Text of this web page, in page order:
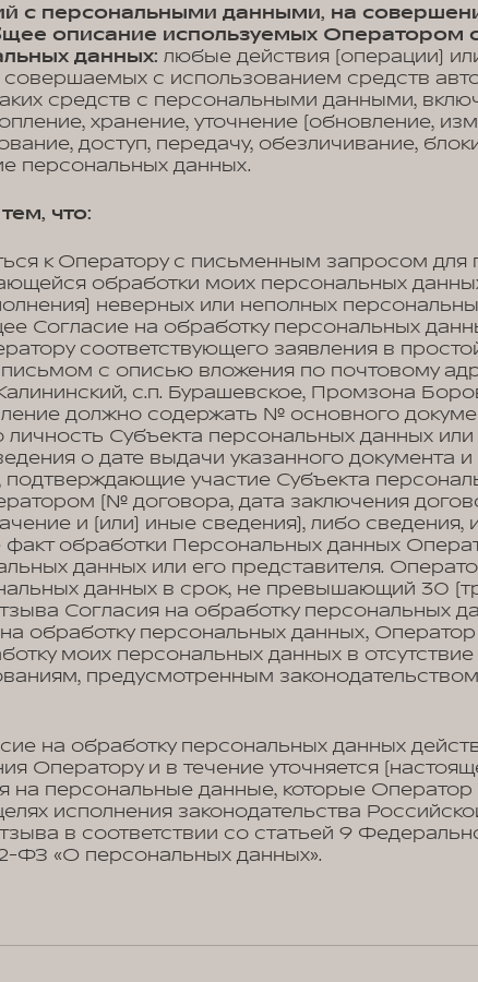
с персональными данными, на
описание используемых Оператором
данных: любые действия (операции)
совершаемых с использованием средств
средств с персональными данными,
хранение, уточнение (обновление,
доступ, передачу, обезличивание,
персональных данных.
что:
к Оператору с письменным запросом для
обработки моих персональных
неверных или неполных
Согласие на обработку персональных
соответствующего заявления в
с описью вложения по почтовому
с.п. Бурашевское, Промзона
должно содержать № основного
Субъекта персональных данных или
о дате выдачи указанного документа
подтверждающие участие Субъекта
(№ договора, дата заключения
и (или) иные сведения), либо
обработки Персональных данных
данных или его представителя.
данных в срок, не превышающий 30
Согласия на обработку персональных
обработку персональных данных,
моих персональных данных в
предусмотренным
на обработку персональных данных
Оператору и в течение уточняется
на персональные данные, которые
исполнения законодательства
в соответствии со статьей 9
ФЗ «О персональных данных».